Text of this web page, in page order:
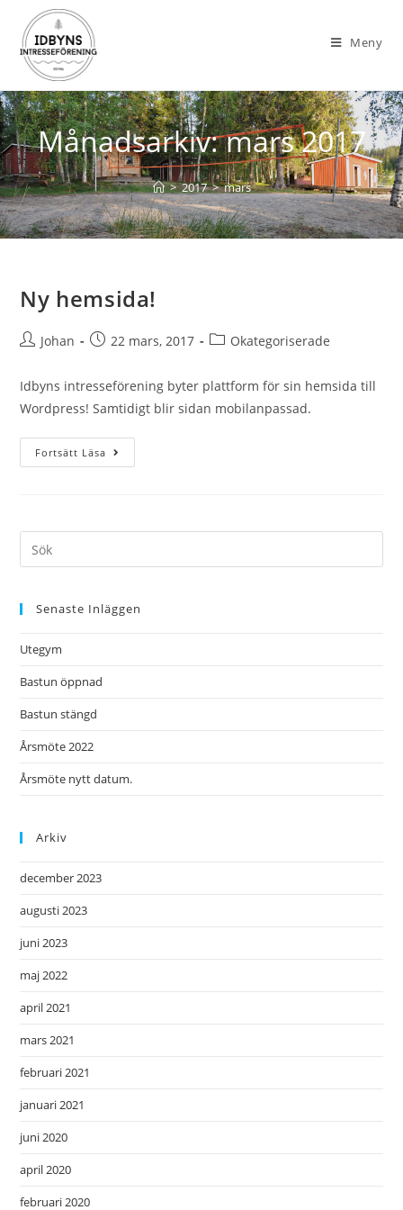
Meny
Månadsarkiv: mars 2017
> 2017 > mars
Ny hemsida!
Johan 22 mars, 2017 Okategoriserade
Idbyns intresseförening byter plattform för sin hemsida till
Wordpress! Samtidigt blir sidan mobilanpassad.
Fortsätt Läsa
Senaste Inläggen
Utegym
Bastun öppnad
Bastun stängd
Årsmöte 2022
Årsmöte nytt datum.
Arkiv
december 2023
augusti 2023
juni 2023
maj 2022
april 2021
mars 2021
februari 2021
januari 2021
juni 2020
april 2020
februari 2020